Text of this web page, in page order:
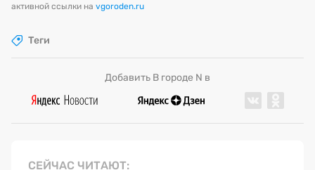
активной ссылки на vgoroden.ru
Теги
Добавить В городе N в
СЕЙЧАС ЧИТАЮТ